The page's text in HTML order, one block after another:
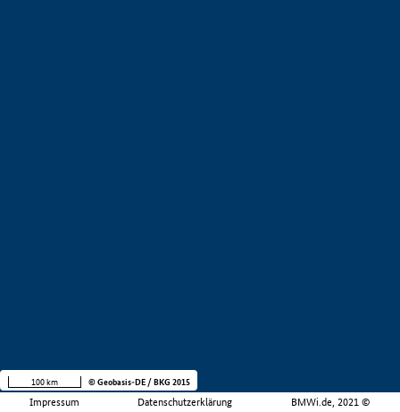
Impressum Datenschutzerklärung BMWi.de, 2021 ©
100 km © Geobasis-DE / BKG 2015